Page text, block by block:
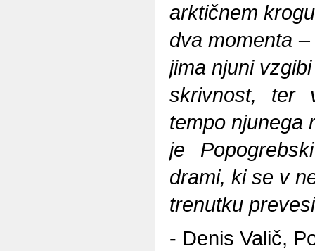
arktičnem
dva momenta
jima njuni vzgibi
skrivnost, ter
tempo njunega
je
drami, ki se v
trenutku
- Denis Valič,